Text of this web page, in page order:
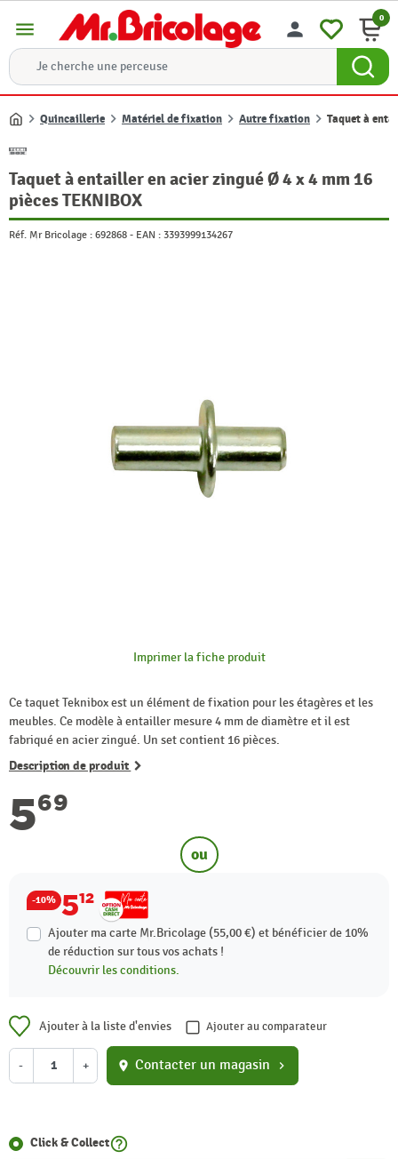
menu person 0
Accueil
Quincaillerie Matériel de fixation Autre fixation Taquet à
Taquet à entailler en acier zingué Ø 4 x 4 mm 16
pièces TEKNIBOX
Réf. Mr Bricolage : 692868 - EAN : 3393999134267
Imprimer la fiche produit
Ce taquet Teknibox est un élément de fixation pour les étagères et les
meubles. Ce modèle à entailler mesure 4 mm de diamètre et il est
fabriqué en acier zingué. Un set contient 16 pièces.
Description de produit
569
ou
-10% 512
Ajouter ma carte Mr.Bricolage (55,00 €) et bénéficier de 10%
de réduction sur tous vos achats !
Découvrir les conditions.
Ajouter à la liste d'envies Ajouter au comparateur
- + location_on Contacter un magasin chevron_right
Click & Collecthelp_outline